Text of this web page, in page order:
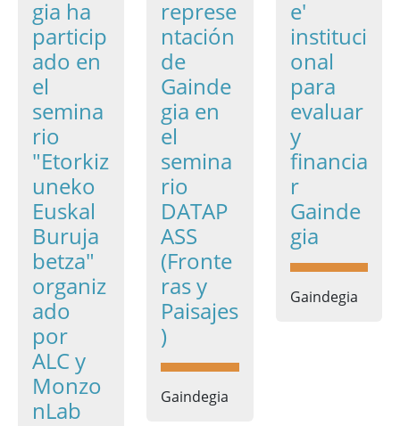
gia ha
particip
ado en
el
semina
rio
"Etorkiz
uneko
Euskal
Buruja
betza"
organiz
ado
por
ALC y
Monzo
nLab
represe
ntación
de
Gainde
gia en
el
semina
rio
DATAP
ASS
(Fronte
ras y
Paisajes
)
Gaindegia
e'
instituci
onal
para
evaluar
y
financia
r
Gainde
gia
Gaindegia